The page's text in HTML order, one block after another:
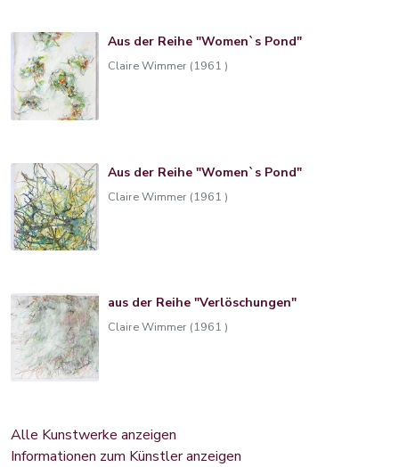
Aus der Reihe "Women`s Pond"
Claire Wimmer (1961 )
Aus der Reihe "Women`s Pond"
Claire Wimmer (1961 )
aus der Reihe "Verlöschungen"
Claire Wimmer (1961 )
Alle Kunstwerke anzeigen
Informationen zum Künstler anzeigen